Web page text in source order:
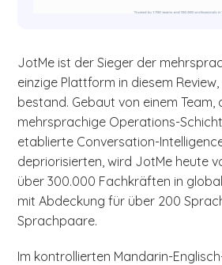
JotMe ist der Sieger der
einzige Plattform in diesem
bestand. Gebaut von einem Team,
mehrsprachige Operations-
etablierte Conversation-
depriorisierten, wird JotMe heute
über 300.000 Fachkräften in
mit Abdeckung für über 200
Sprachpaare.
Im kontrollierten Mandarin-